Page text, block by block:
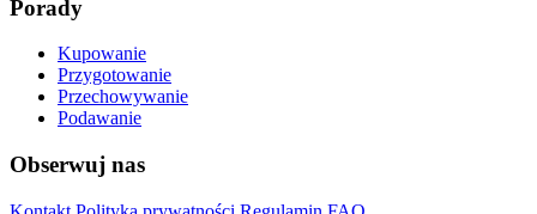
Porady
Kupowanie
Przygotowanie
Przechowywanie
Podawanie
Obserwuj nas